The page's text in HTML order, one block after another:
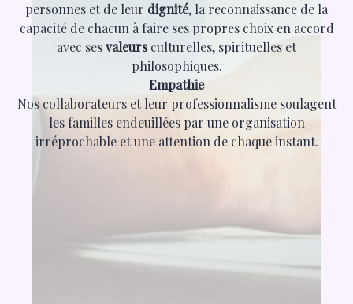
personnes et de leur dignité, la reconnaissance de la
capacité de chacun à faire ses propres choix en accord
avec sesvaleursculturelles, spirituelles et
philosophiques.
Empathie
Nos collaborateurs et leur professionnalisme soulagent
les familles endeuillées par une organisation
irréprochable et une attention de chaque instant.